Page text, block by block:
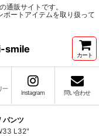
通販サイトです。
ートアイテムを取り扱って
smile
カート
一
Instagram 問い合わせ
パンツ
L32"